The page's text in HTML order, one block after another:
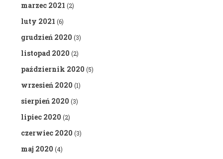
marzec 2021 (2)
luty 2021 (6)
grudzień 2020 (3)
listopad 2020 (2)
październik 2020 (5)
wrzesień 2020 (1)
sierpień 2020 (3)
lipiec 2020 (2)
czerwiec 2020 (3)
maj 2020 (4)